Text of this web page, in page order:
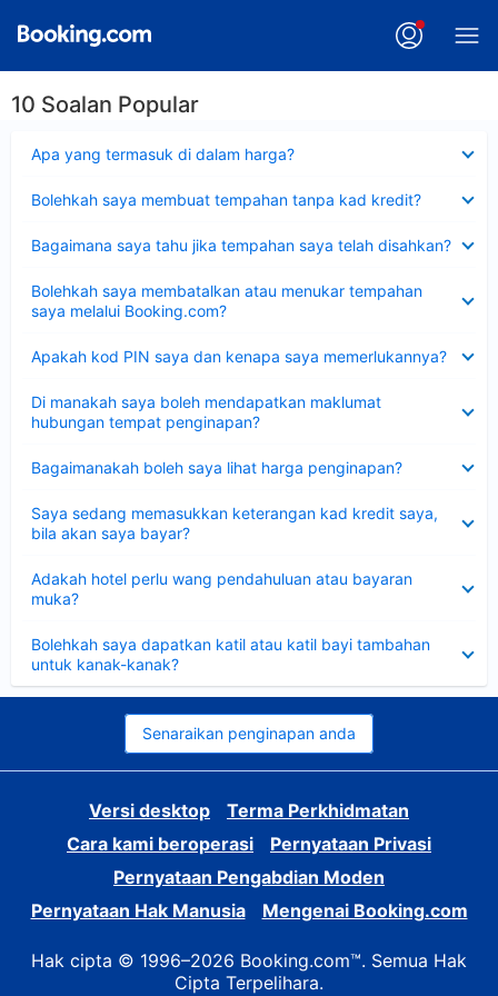
10 Soalan Popular
Apa yang termasuk di dalam harga?
Bolehkah saya membuat tempahan tanpa kad kredit?
Bagaimana saya tahu jika tempahan saya telah disahkan?
Bolehkah saya membatalkan atau menukar tempahan
saya melalui Booking.com?
Apakah kod PIN saya dan kenapa saya memerlukannya?
Di manakah saya boleh mendapatkan maklumat
hubungan tempat penginapan?
Bagaimanakah boleh saya lihat harga penginapan?
Saya sedang memasukkan keterangan kad kredit saya,
bila akan saya bayar?
Adakah hotel perlu wang pendahuluan atau bayaran
muka?
Bolehkah saya dapatkan katil atau katil bayi tambahan
untuk kanak-kanak?
Senaraikan penginapan anda
Versi desktop
Terma Perkhidmatan
Cara kami beroperasi
Pernyataan Privasi
Pernyataan Pengabdian Moden
Pernyataan Hak Manusia
Mengenai Booking.com
Hak cipta © 1996–2026 Booking.com™. Semua Hak
Cipta Terpelihara.